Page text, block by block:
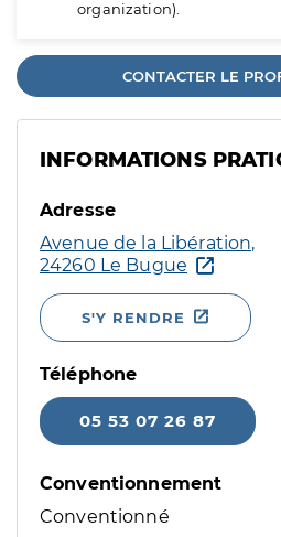
organization).
CONTACTER LE
INFORMATIONS
Adresse
Avenue de la Libération,
24260 Le Bugue
S'Y RENDRE
Téléphone
05 53 07 26 87
Conventionnement
Conventionné